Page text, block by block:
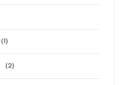
(1)
(2)